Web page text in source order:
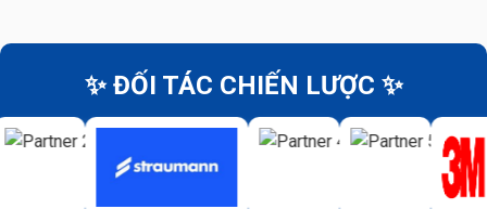
✨ ĐỐI TÁC CHIẾN LƯỢC ✨